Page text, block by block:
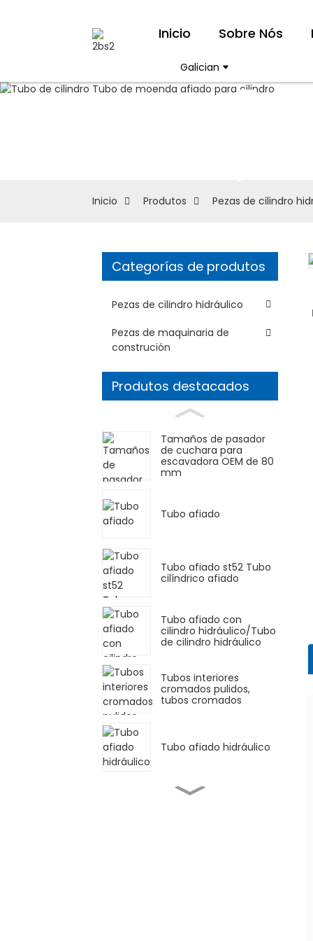
Inicio Sobre Nós
Galician
Inicio Produtos Pezas de cilindro
Categorías de produtos
Pezas de cilindro hidráulico
Pezas de maquinaria de
construción
Produtos destacados
Tamaños de pasador
de cuchara para
escavadora OEM de 80
mm
Tubo afiado
Tubo afiado st52 Tubo
cilíndrico afiado
Tubo afiado con
cilindro hidráulico/Tubo
de cilindro hidráulico
Tubos interiores
cromados pulidos,
tubos cromados
Tubo afiado hidráulico
Tubo de cilindro Tubo
Loading...
Loading...